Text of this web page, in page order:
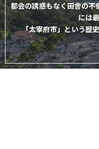
都会の誘惑もなく田舎の
には
「太宰府市」という歴